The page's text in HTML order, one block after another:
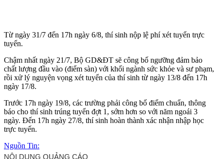
Từ ngày 31/7 đến 17h ngày 6/8, thí sinh nộp lệ phí xét tuyển trực
tuyến.
Chậm nhất ngày 21/7, Bộ GD&ĐT sẽ công bố ngưỡng đảm bảo
chất lượng đầu vào (điểm sàn) với khối ngành sức khỏe và sư phạm,
rồi xử lý nguyện vọng xét tuyển của thí sinh từ ngày 13/8 đến 17h
ngày 17/8.
Trước 17h ngày 19/8, các trường phải công bố điểm chuẩn, thông
báo cho thí sinh trúng tuyển đợt 1, sớm hơn so với năm ngoái 3
ngày. Đến 17h ngày 27/8, thí sinh hoàn thành xác nhận nhập học
trực tuyến.
Nguồn Tin: